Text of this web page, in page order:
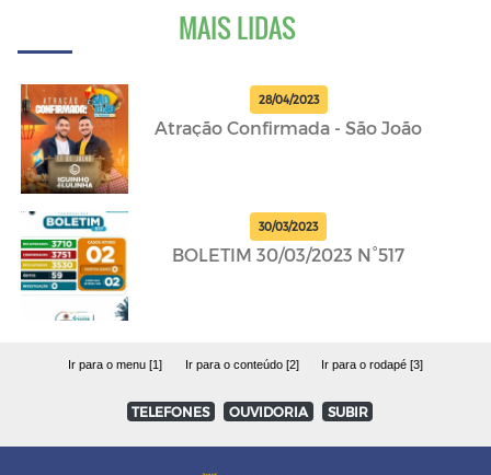
MAIS LIDAS
28/04/2023
Atração Confirmada - São João
30/03/2023
BOLETIM 30/03/2023 N°517
Ir para o menu [1] Ir para o conteúdo [2] Ir para o rodapé [3]
TELEFONES OUVIDORIA SUBIR